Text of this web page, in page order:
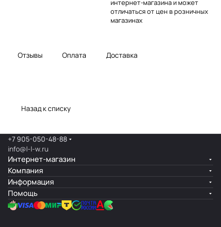
интернет-магазина и может
отличаться от цен в розничных
магазинах
Отзывы Оплата Доставка
Назад к списку
+7 905-050-48-88
info@l-l-w.ru
Интернет-магазин
Компания
Информация
Помощь